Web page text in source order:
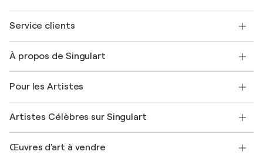
Service clients
Expédition
Offrir une carte cadeau
Rejoignez notre programme commercial
Mon compte
+33 1 76 44 06 42
À propos de Singulart
FAQ
Magazine Singulart
Emplois
Découvrez une sélection d'art original
Pour les Artistes
Se connecter en tant qu'Artiste
Artistes Célèbres sur Singulart
Marc Chagall
Œuvres d'art à vendre